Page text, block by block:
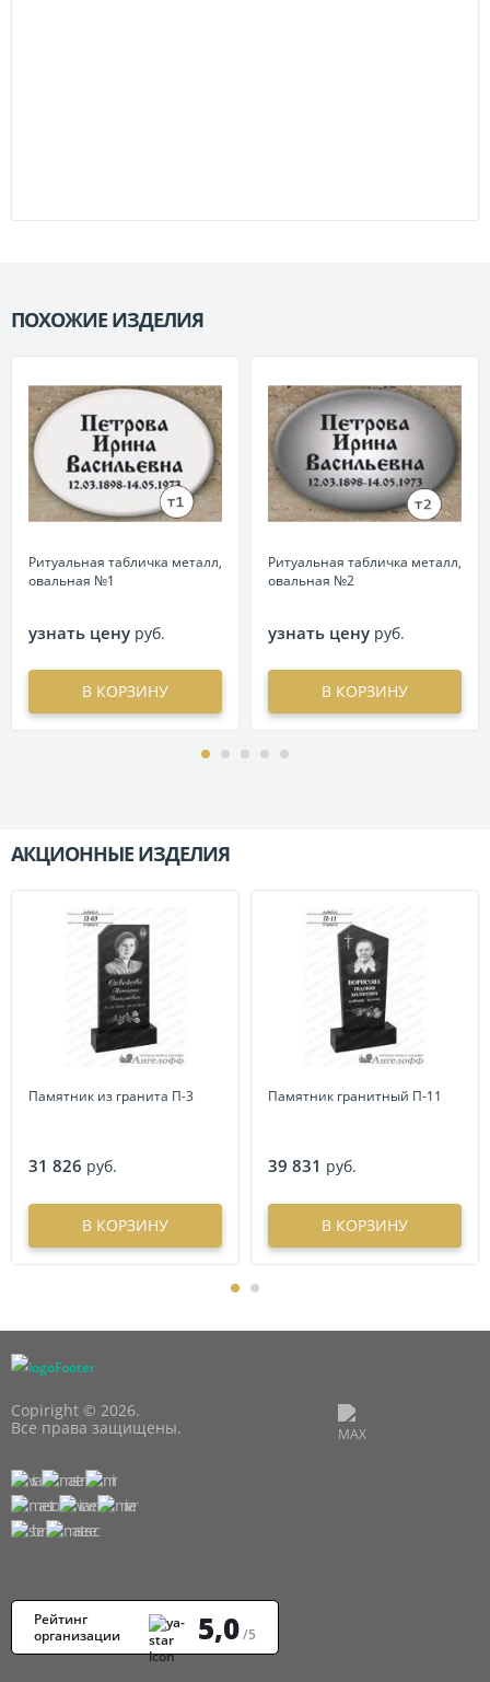
ПОХОЖИЕ ИЗДЕЛИЯ
Ритуальная табличка металл,
овальная №1
узнать цену руб.
В КОРЗИНУ
Ритуальная табличка металл,
овальная №2
узнать цену руб.
В КОРЗИНУ
АКЦИОННЫЕ ИЗДЕЛИЯ
Памятник из гранита П-3
31 826 руб.
В КОРЗИНУ
Памятник гранитный П-11
39 831 руб.
В КОРЗИНУ
Copiright © 2026.
Все права защищены.
Рейтинг
организации
5,0/5